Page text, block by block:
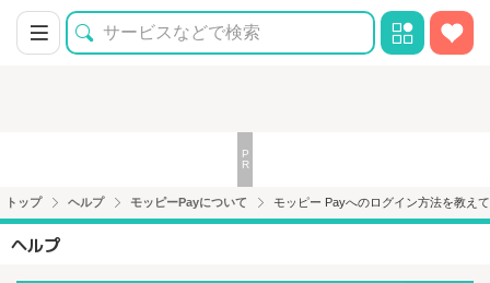
トップ ヘルプ モッピーPayについて モッピー Payへのログイン方法を教え
ヘルプ